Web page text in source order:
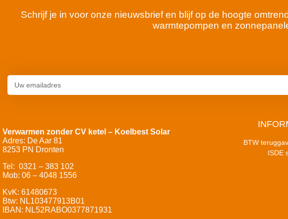
Schrijf je in voor onze nieuwsbrief en blijf op de hoogte
warmtepompen en
Verwarmen zonder CV ketel – Koelbest Solar
Adres: De Aar 81
8253 PN Dronten
Tel: 0321 – 383 102
Mob: 06 – 4048 1556
KvK: 61480673
Btw: NL103477913B01
IBAN: NL52RABO0377871931
BTW
ISDE